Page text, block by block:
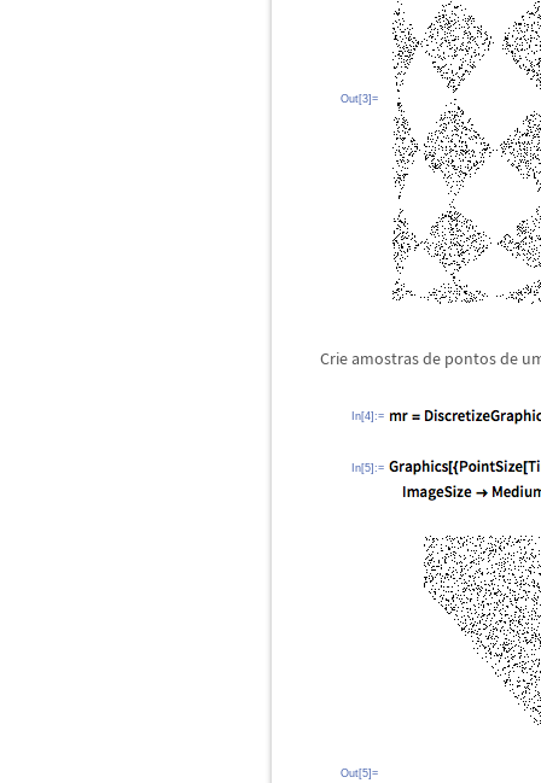
Out[3]=
Crie amostras de pontos de
In[4]:=
In[5]:=
Out[5]=